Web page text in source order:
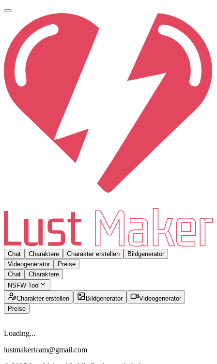
Chat Charaktere Charakter erstellen
Bildgenerator
Videogenerator
Preise
Chat
Charaktere
NSFW Tool
Charakter erstellen
Bildgenerator
Videogenerator
Preise
Loading...
lustmakerteam@gmail.com